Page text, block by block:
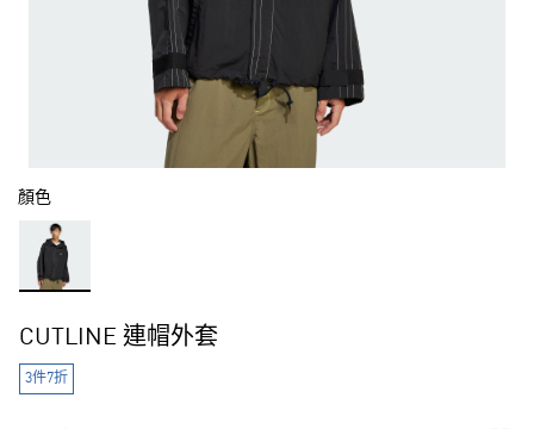
顏色
CUTLINE 連帽外套
3件7折